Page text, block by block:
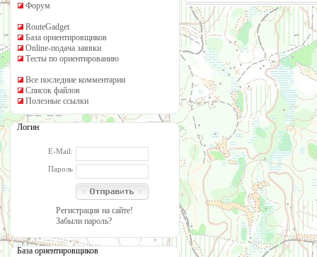
Форум
RouteGadget
База ориентировщиков
Online-подача заявки
Тесты по ориентированию
Все последние комментарии
Список файлов
Полезные ссылки
Логин
E-Mail:
Пароль
Регистрация на сайте!
Забыли пароль?
База ориентировщиков